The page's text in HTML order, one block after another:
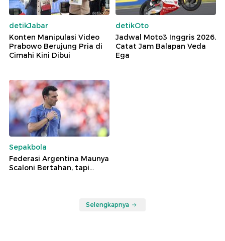
detikJabar
Konten Manipulasi Video
Prabowo Berujung Pria di
Cimahi Kini Dibui
detikOto
Jadwal Moto3 Inggris 2026,
Catat Jam Balapan Veda
Ega
Sepakbola
Federasi Argentina Maunya
Scaloni Bertahan, tapi...
Selengkapnya